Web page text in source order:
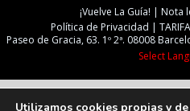
¡Vuelve La Guía!
Nota
Política de Privacidad
Paseo de Gracia, 63. 1º 2ª. 08008
Select
Utilizamos cookies propias y